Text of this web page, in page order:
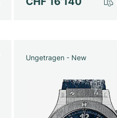
Ungetragen - New